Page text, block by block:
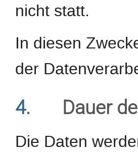
nicht statt.
In diesen
der
4. Dauer
Die Daten